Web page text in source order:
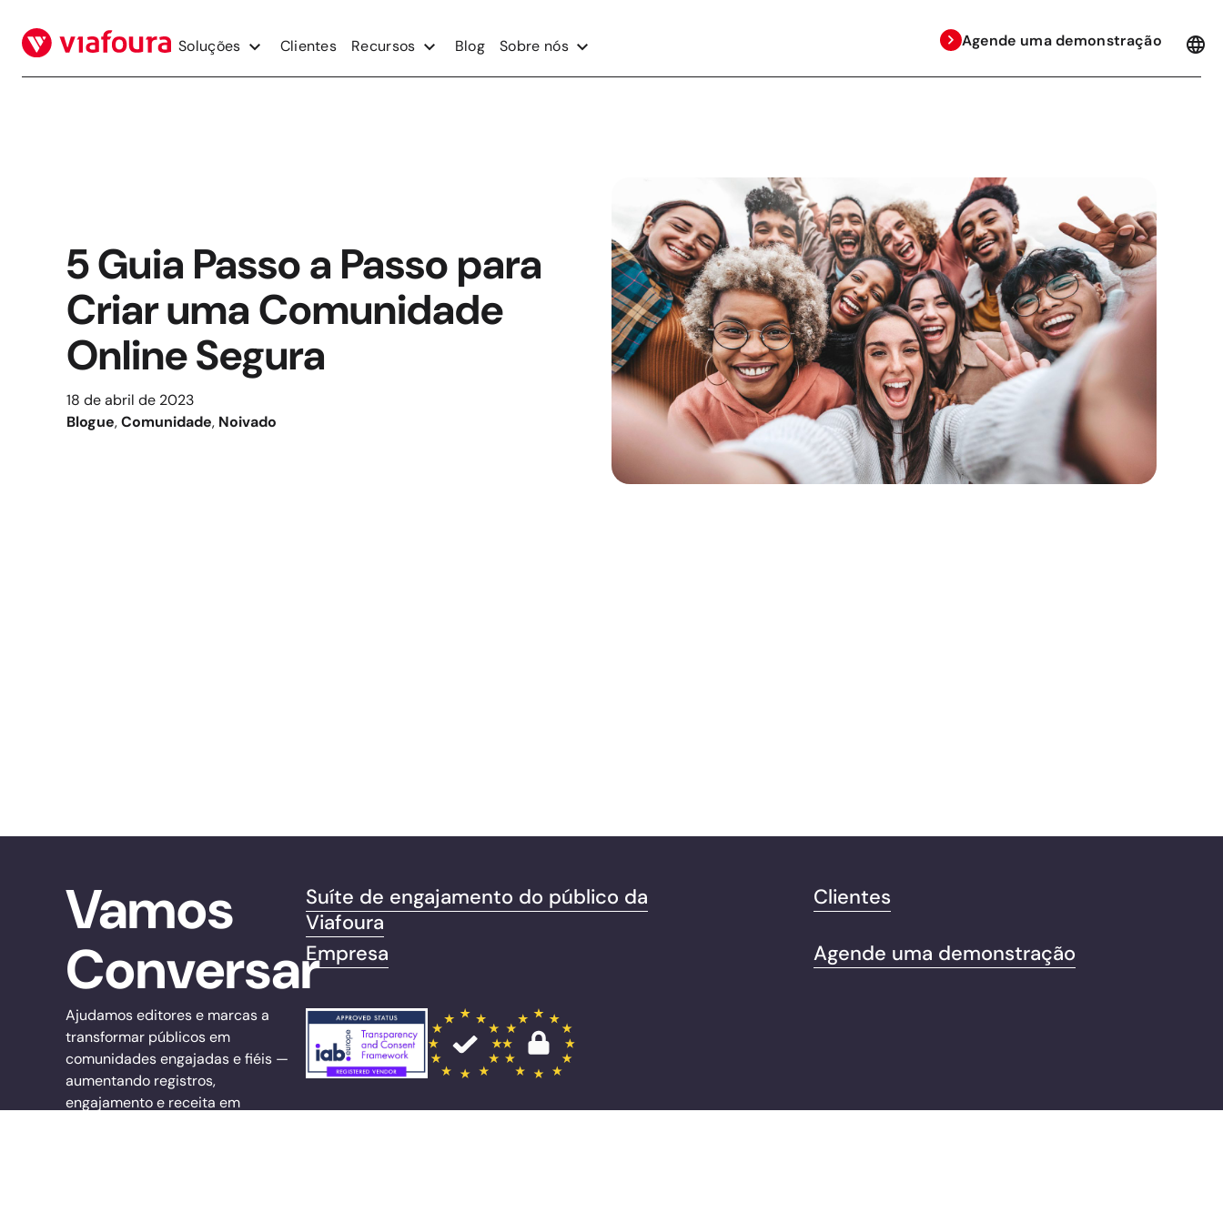
para
conteúdo
Soluções Clientes Recursos Blog Sobre nós Agende uma demonstração
5 Guia Passo a Passo para
Criar uma Comunidade
Online Segura
18 de abril de 2023
Blogue, Comunidade, Noivado
Vamos
Conversar
Ajudamos editores e marcas a
transformar públicos em
comunidades engajadas e fiéis —
aumentando registros,
engajamento e receita em
Suíte de engajamento do público da
Viafoura
Clientes
Empresa Agende uma demonstração